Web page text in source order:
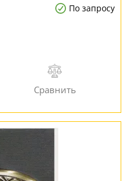
По запросу